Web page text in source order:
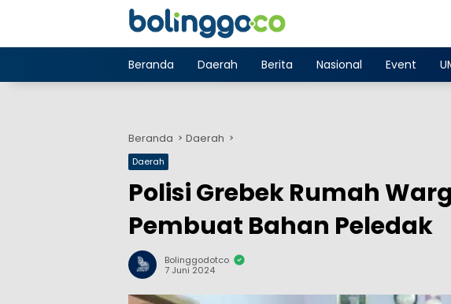
Beranda Daerah Berita Nasional Event
Beranda Daerah
Daerah
Polisi Grebek Rumah
Pembuat Bahan Peledak
Bolinggodotco
7 Juni 2024